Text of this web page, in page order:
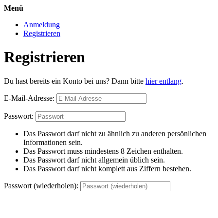
Menü
Anmeldung
Registrieren
Registrieren
Du hast bereits ein Konto bei uns? Dann bitte hier entlang.
E-Mail-Adresse:
Passwort:
Das Passwort darf nicht zu ähnlich zu anderen persönlichen
Informationen sein.
Das Passwort muss mindestens 8 Zeichen enthalten.
Das Passwort darf nicht allgemein üblich sein.
Das Passwort darf nicht komplett aus Ziffern bestehen.
Passwort (wiederholen):